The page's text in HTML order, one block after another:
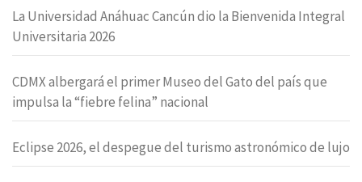
La Universidad Anáhuac Cancún dio la Bienvenida Integral
Universitaria 2026
CDMX albergará el primer Museo del Gato del país que
impulsa la “fiebre felina” nacional
Eclipse 2026, el despegue del turismo astronómico de lujo